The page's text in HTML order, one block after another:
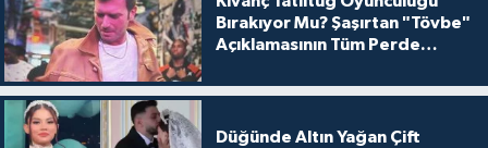
Bırakıyor Mu? Şaşırtan "Tövbe"
Açıklamasının Tüm Perde
Düğünde Altın Yağan Çift